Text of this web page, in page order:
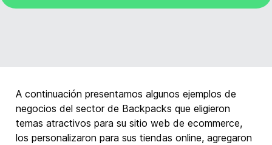
A continuación presentamos algunos ejemplos de
negocios del sector de Backpacks que eligieron
temas atractivos para su sitio web de ecommerce,
los personalizaron para sus tiendas online, agregaron